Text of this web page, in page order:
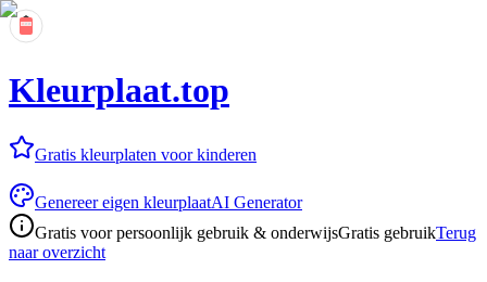
Kleurplaat.top
Gratis kleurplaten voor kinderen
Genereer eigen kleurplaatAI Generator
Gratis voor persoonlijk gebruik & onderwijsGratis gebruikTerug
naar overzicht